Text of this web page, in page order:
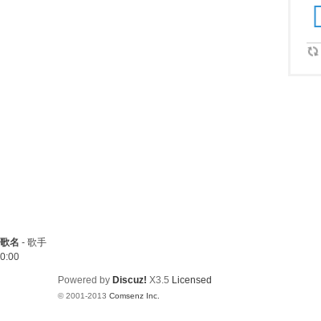
歌名 - 歌手
0:00
Powered by Discuz! X3.5 Licensed
© 2001-2013 Comsenz Inc.